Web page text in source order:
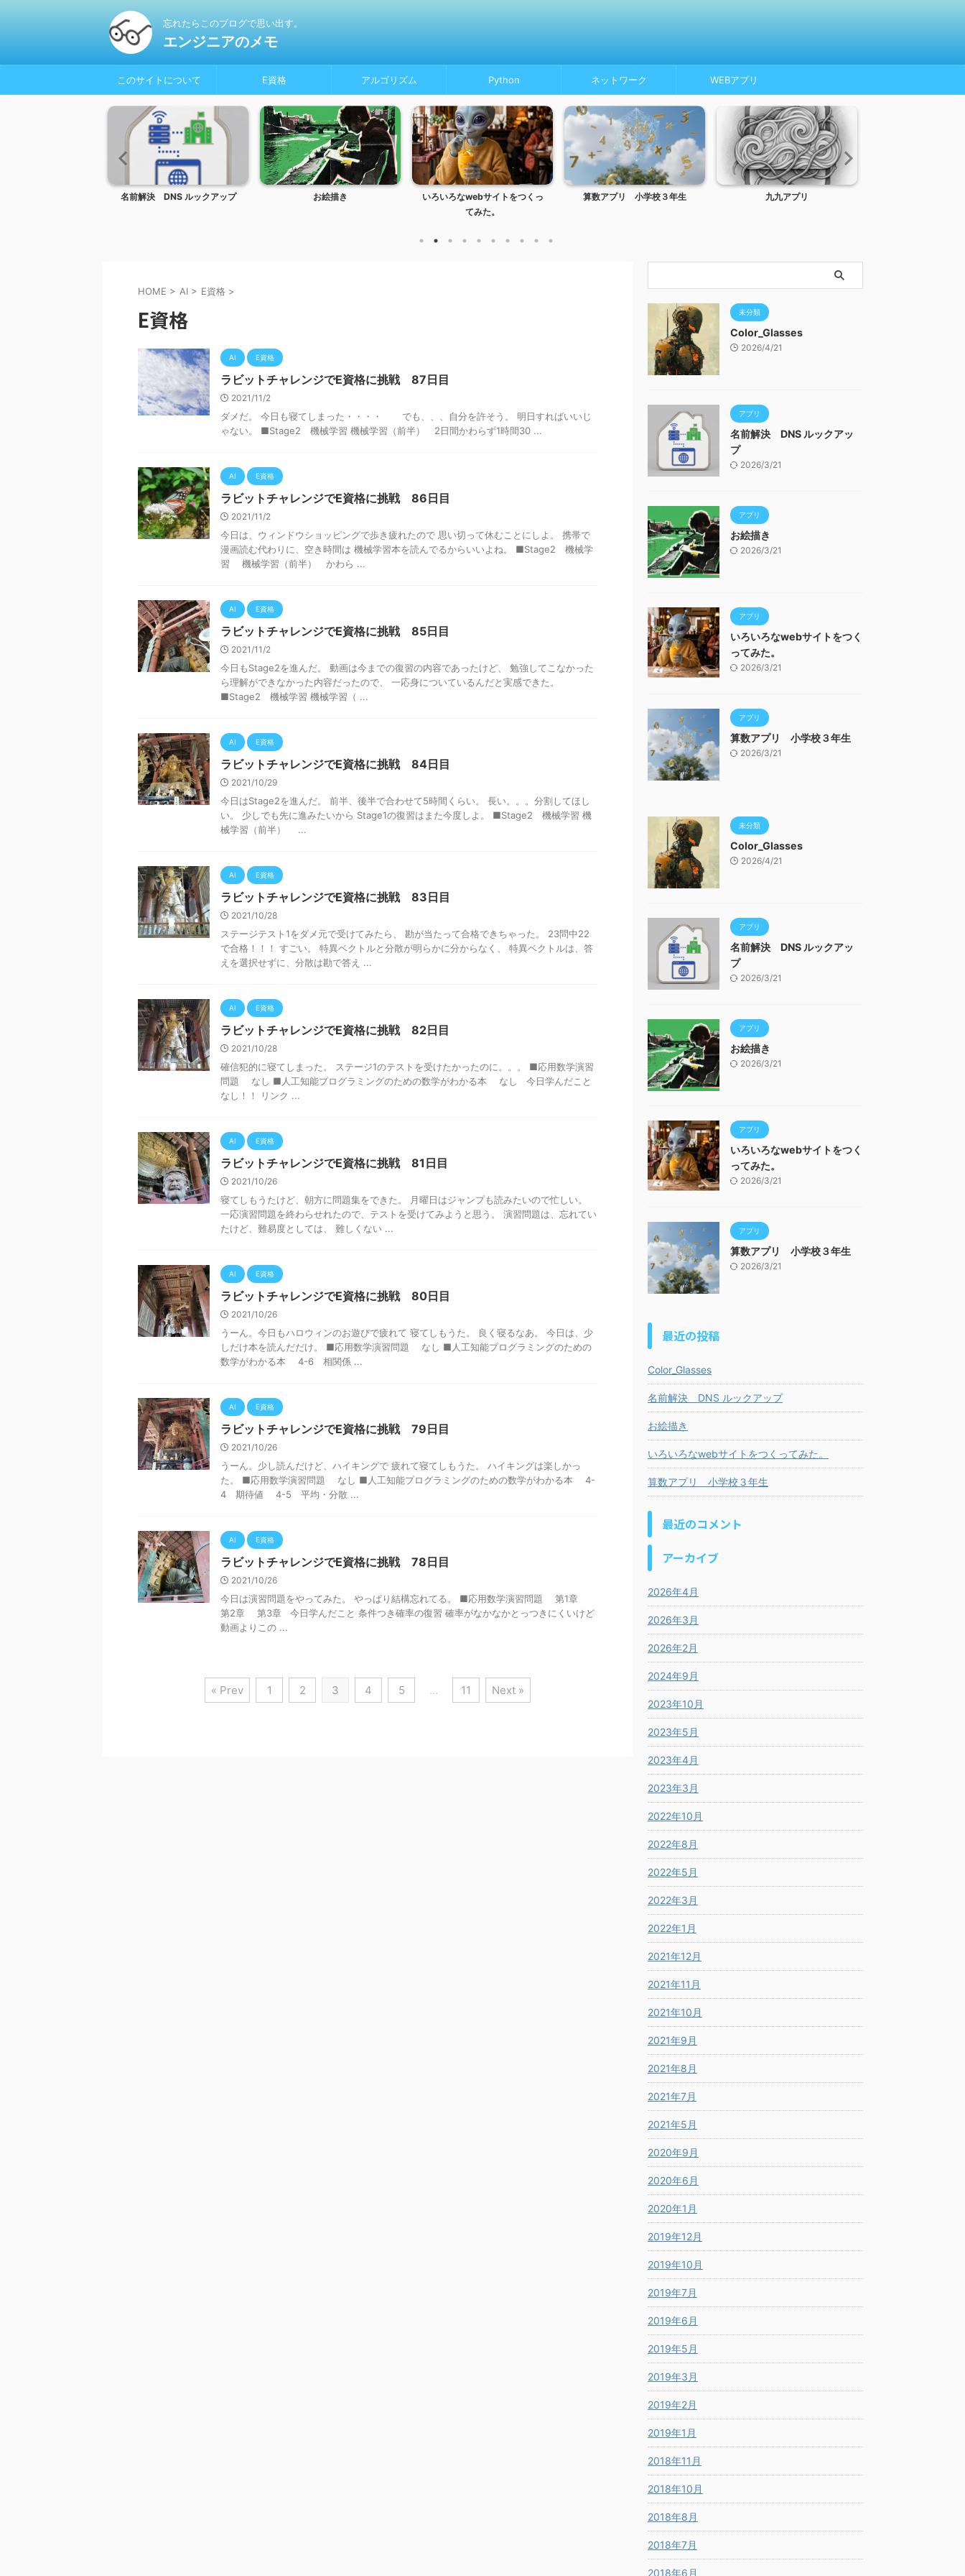
忘れたらこのブログで思い出す。
エンジニアのメモ
このサイトについて E資格 アルゴリズム Python ネットワーク WEBアプリ
名前解決 DNS ルックアップ お絵描き
いろいろなwebサイトをつくっ
てみた。
算数アプリ 小学校３年生 九九アプリ
HOME > AI > E資格 >
E資格
AI E資格
ラビットチャレンジでE資格に挑戦 87日目
2021/11/2
ダメだ。 今日も寝てしまった・・・・ でも、、、自分を許そう。 明日すればいいじ
ゃない。 ■Stage2 機械学習 機械学習（前半） 2日間かわらず1時間30 ...
AI E資格
ラビットチャレンジでE資格に挑戦 86日目
2021/11/2
今日は、ウィンドウショッピングで歩き疲れたので 思い切って休むことにしよ。 携帯で
漫画読む代わりに、空き時間は 機械学習本を読んでるからいいよね。 ■Stage2 機械学
習 機械学習（前半） かわら ...
AI E資格
ラビットチャレンジでE資格に挑戦 85日目
2021/11/2
今日もStage2を進んだ。 動画は今までの復習の内容であったけど、 勉強してこなかった
ら理解ができなかった内容だったので、 一応身についているんだと実感できた。
■Stage2 機械学習 機械学習（ ...
AI E資格
ラビットチャレンジでE資格に挑戦 84日目
2021/10/29
今日はStage2を進んだ。 前半、後半で合わせて5時間くらい。 長い。。。分割してほし
い。 少しでも先に進みたいから Stage1の復習はまた今度しよ。 ■Stage2 機械学習 機
械学習（前半） ...
AI E資格
ラビットチャレンジでE資格に挑戦 83日目
2021/10/28
ステージテスト1をダメ元で受けてみたら、 勘が当たって合格できちゃった。 23問中22
で合格！！！ すごい。 特異ベクトルと分散が明らかに分からなく、 特異ベクトルは、答
えを選択せずに、分散は勘で答え ...
AI E資格
ラビットチャレンジでE資格に挑戦 82日目
2021/10/28
確信犯的に寝てしまった。 ステージ1のテストを受けたかったのに。。。 ■応用数学演習
問題 なし ■人工知能プログラミングのための数学がわかる本 なし 今日学んだこと
なし！！ リンク ...
AI E資格
ラビットチャレンジでE資格に挑戦 81日目
2021/10/26
寝てしもうたけど、朝方に問題集をできた。 月曜日はジャンプも読みたいので忙しい。
一応演習問題を終わらせれたので、テストを受けてみようと思う。 演習問題は、忘れてい
たけど、難易度としては、 難しくない ...
AI E資格
ラビットチャレンジでE資格に挑戦 80日目
2021/10/26
うーん。今日もハロウィンのお遊びで疲れて 寝てしもうた。 良く寝るなあ。 今日は、少
しだけ本を読んだだけ。 ■応用数学演習問題 なし ■人工知能プログラミングのための
数学がわかる本 4-6 相関係 ...
AI E資格
ラビットチャレンジでE資格に挑戦 79日目
2021/10/26
うーん。少し読んだけど、ハイキングで 疲れて寝てしもうた。 ハイキングは楽しかっ
た。 ■応用数学演習問題 なし ■人工知能プログラミングのための数学がわかる本 4-
4 期待値 4-5 平均・分散 ...
AI E資格
ラビットチャレンジでE資格に挑戦 78日目
2021/10/26
今日は演習問題をやってみた。 やっぱり結構忘れてる。 ■応用数学演習問題 第1章
第2章 第3章 今日学んだこと 条件つき確率の復習 確率がなかなかとっつきにくいけど
動画よりこの ...
« Prev 1 2 3 4 5 … 11 Next »
未分類
Color_Glasses
2026/4/21
アプリ
名前解決 DNS ルックアッ
プ
2026/3/21
アプリ
お絵描き
2026/3/21
アプリ
いろいろなwebサイトをつく
ってみた。
2026/3/21
アプリ
算数アプリ 小学校３年生
2026/3/21
未分類
Color_Glasses
2026/4/21
アプリ
名前解決 DNS ルックアッ
プ
2026/3/21
アプリ
お絵描き
2026/3/21
アプリ
いろいろなwebサイトをつく
ってみた。
2026/3/21
アプリ
算数アプリ 小学校３年生
2026/3/21
最近の投稿
Color_Glasses
名前解決 DNS ルックアップ
お絵描き
いろいろなwebサイトをつくってみた。
算数アプリ 小学校３年生
最近のコメント
アーカイブ
2026年4月
2026年3月
2026年2月
2024年9月
2023年10月
2023年5月
2023年4月
2023年3月
2022年10月
2022年8月
2022年5月
2022年3月
2022年1月
2021年12月
2021年11月
2021年10月
2021年9月
2021年8月
2021年7月
2021年5月
2020年9月
2020年6月
2020年1月
2019年12月
2019年10月
2019年7月
2019年6月
2019年5月
2019年3月
2019年2月
2019年1月
2018年11月
2018年10月
2018年8月
2018年7月
2018年6月